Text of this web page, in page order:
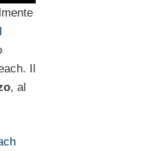
Il
, al